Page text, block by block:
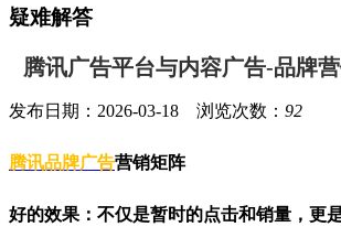
疑难解答
腾讯广告平台与内容广告-品牌营
发布日期：2026-03-18 浏览次数： 92
腾讯品牌广告营销矩阵
好的效果：不仅是暂时的点击和销量，更